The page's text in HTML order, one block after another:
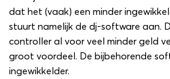
dat het (vaak) een minder
stuurt namelijk de dj-software aan.
controller al voor veel minder geld
groot voordeel. De bijbehorende
ingewikkelder.